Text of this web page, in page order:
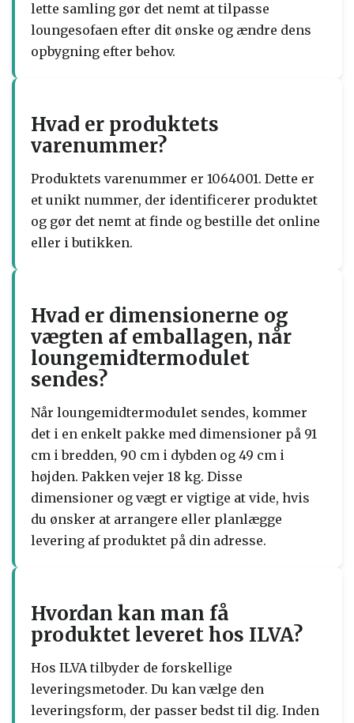
lette samling gør det nemt at tilpasse
loungesofaen efter dit ønske og ændre dens
opbygning efter behov.
Hvad er produktets
varenummer?
Produktets varenummer er 1064001. Dette er
et unikt nummer, der identificerer produktet
og gør det nemt at finde og bestille det online
eller i butikken.
Hvad er dimensionerne og
vægten af ​​emballagen, når
loungemidtermodulet
sendes?
Når loungemidtermodulet sendes, kommer
det i en enkelt pakke med dimensioner på 91
cm i bredden, 90 cm i dybden og 49 cm i
højden. Pakken vejer 18 kg. Disse
dimensioner og vægt er vigtige at vide, hvis
du ønsker at arrangere eller planlægge
levering af produktet på din adresse.
Hvordan kan man få
produktet leveret hos ILVA?
Hos ILVA tilbyder de forskellige
leveringsmetoder. Du kan vælge den
leveringsform, der passer bedst til dig. Inden